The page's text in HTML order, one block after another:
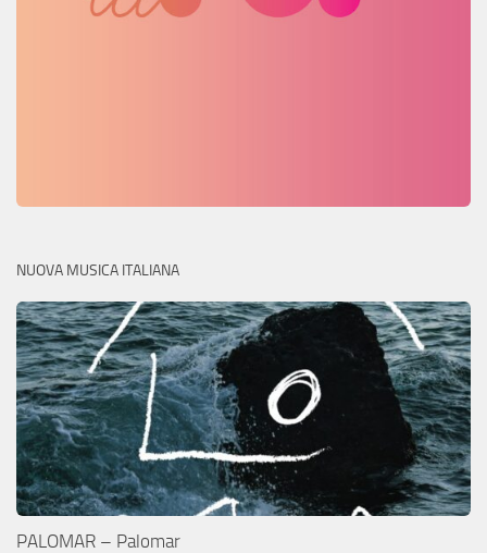
NUOVA MUSICA ITALIANA
PALOMAR – Palomar